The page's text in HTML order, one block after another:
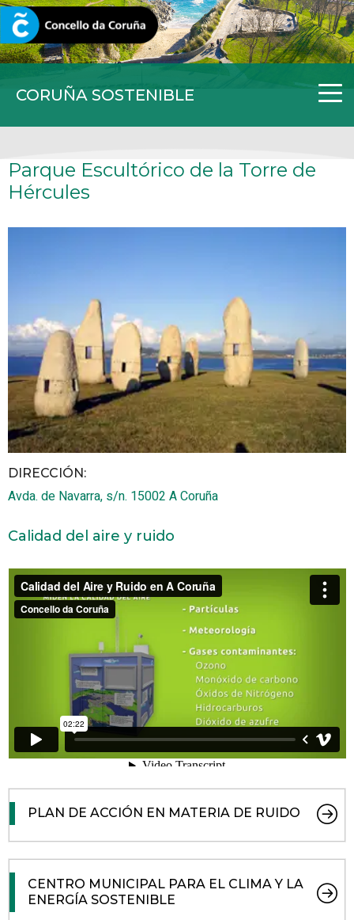
CORUÑA SOSTENIBLE
CORUNA.GAL
Parque Escultórico de la Torre de
Hércules
DIRECCIÓN:
Avda. de Navarra, s/n. 15002 A Coruña
Calidad del aire y ruido
PLAN DE ACCIÓN EN MATERIA DE RUIDO
CENTRO MUNICIPAL PARA EL CLIMA Y LA
ENERGÍA SOSTENIBLE